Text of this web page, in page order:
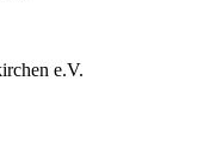
e.V.